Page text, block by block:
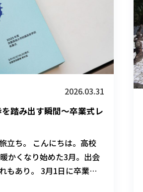
2026.03.31
踏み出す瞬間～卒業式レ
立ち。 こんにちは。高校
かくなり始めた3月。出会
もあり。 3月1日に卒業式